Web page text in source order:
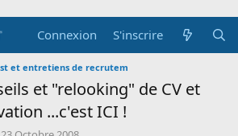
Connexion
S'inscrire
et entretiens de recrutem
et "relooking" de CV et
...c'est ICI !